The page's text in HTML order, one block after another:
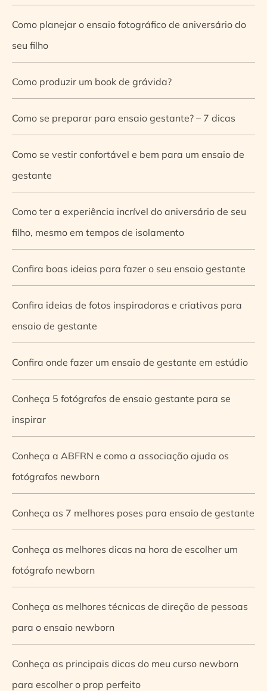
Como planejar o ensaio fotográfico de aniversário do
seu filho
Como produzir um book de grávida?
Como se preparar para ensaio gestante? – 7 dicas
Como se vestir confortável e bem para um ensaio de
gestante
Como ter a experiência incrível do aniversário de seu
filho, mesmo em tempos de isolamento
Confira boas ideias para fazer o seu ensaio gestante
Confira ideias de fotos inspiradoras e criativas para
ensaio de gestante
Confira onde fazer um ensaio de gestante em estúdio
Conheça 5 fotógrafos de ensaio gestante para se
inspirar
Conheça a ABFRN e como a associação ajuda os
fotógrafos newborn
Conheça as 7 melhores poses para ensaio de gestante
Conheça as melhores dicas na hora de escolher um
fotógrafo newborn
Conheça as melhores técnicas de direção de pessoas
para o ensaio newborn
Conheça as principais dicas do meu curso newborn
para escolher o prop perfeito